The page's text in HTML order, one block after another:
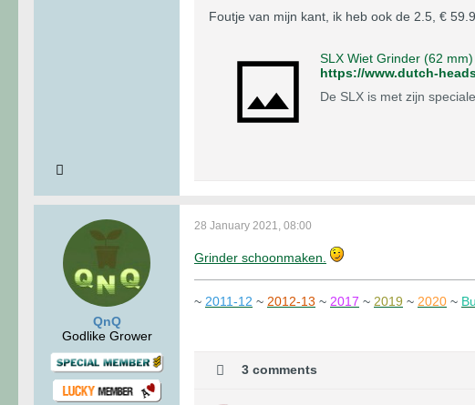
Foutje van mijn kant, ik heb ook de 2.5, €
SLX Wiet Grinder (62
https://www.dutch-
De SLX is met zijn
QnQ
Godlike Grower
28 January 2021, 08:00
Grinder schoonmaken.
~ 2011-12 ~ 2012-13 ~ 2017 ~ 2019 ~ 2020 ~
3 comments